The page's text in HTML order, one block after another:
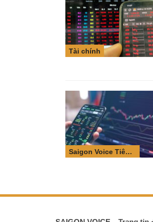
Tài chính
Saigon Voice Tiêu điểm